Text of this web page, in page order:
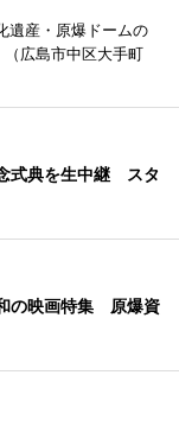
遺産・原爆ドームの
広島市中区大手町
式典を生中継 スタ
の映画特集 原爆資